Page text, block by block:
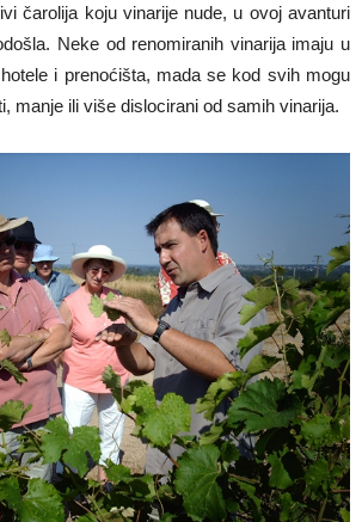
čarolija koju vinarije nude, u ovoj avanturi
Neke od renomiranih vinarija imaju u
i prenoćišta, mada se kod svih mogu
manje ili više dislocirani od samih vinarija.